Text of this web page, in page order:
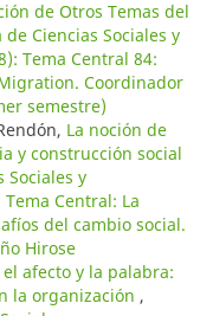
de Otros Temas del
Ciencias Sociales y
Tema Central 84:
Coordinador
semestre)
La noción de
y construcción social
Sociales y
Central: La
del cambio social.
Hirose
el afecto y la palabra:
la organización ,